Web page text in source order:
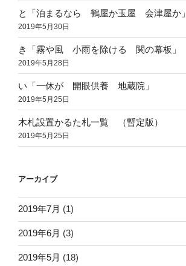
と「泊まるなら 鶴屋か玉屋 会津屋か」
2019年5月30日
き「霧や風 小雨を除ける 関の幕板」
2019年5月28日
い「一休が 開眼供養 地蔵院」
2019年5月25日
木札設置かるた札一覧 （暫定版）
2019年5月25日
アーカイブ
2019年7月 (1)
2019年6月 (3)
2019年5月 (18)